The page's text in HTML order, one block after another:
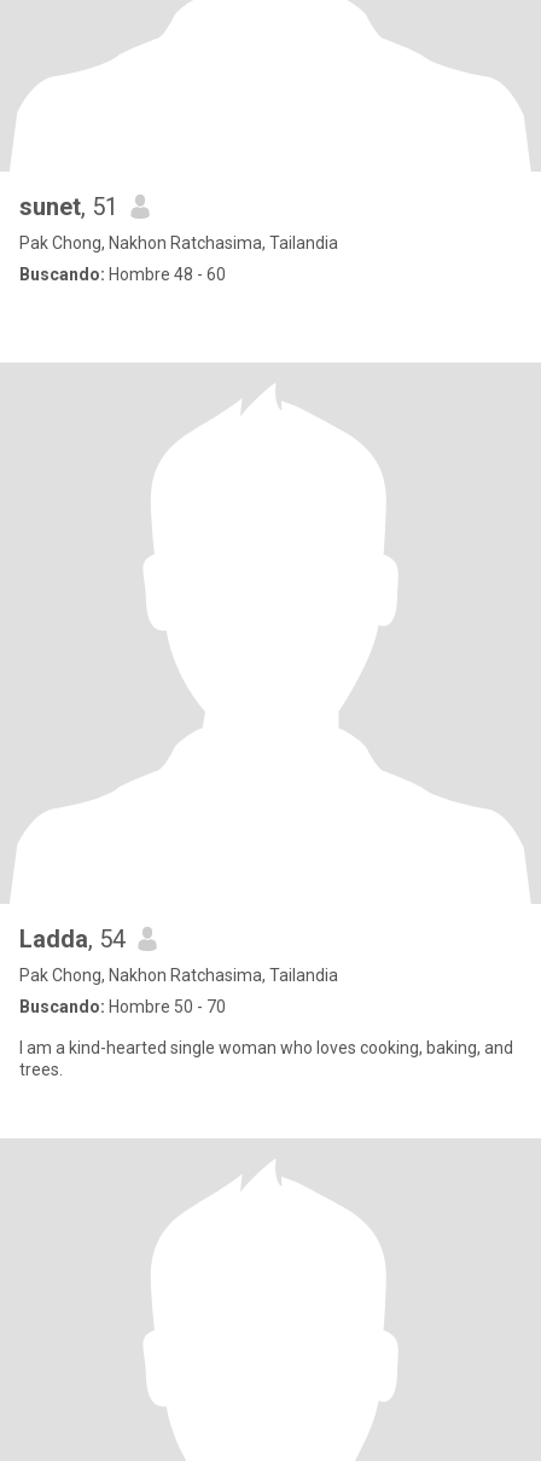
sunet, 51
Pak Chong, Nakhon Ratchasima, Tailandia
Buscando: Hombre 48 - 60
Ladda, 54
Pak Chong, Nakhon Ratchasima, Tailandia
Buscando: Hombre 50 - 70
I am a kind-hearted single woman who loves cooking, baking, and
trees.